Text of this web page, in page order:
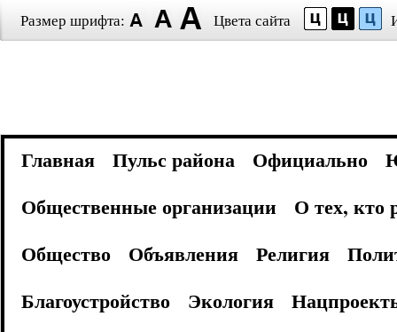
Размер шрифта: Цвета сайта
Главная Пульс района Официально
Общественные организации
О тех, кто
Общество
Объявления Религия
Благоустройство
Экология